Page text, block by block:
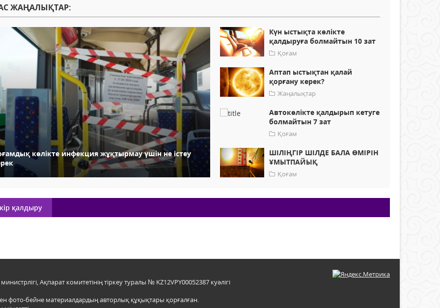
ЖАҢАЛЫҚТАР:
көлікте инфекция жұқтырмау үшін не істеу
Күн ыстықта көлікте
қалдыруға болмайтын 10 зат
Қоғам
Аптап ыстықтан қалай
қорғану керек?
Жаңалықтар
Автокөлікте қалдырып кетуге
болмайтын 7 зат
Қоғам
ШІЛІҢГІР ШІЛДЕ БАЛА ӨМІРІН
ҰМЫТПАЙЫҚ
Қоғам
қалдыру
Ақпарат комитетінің тіркеу туралы № KZ12VPY00052387 куәлігі
фото-бейне материалдардың авторлық құқықтары қорғалған.